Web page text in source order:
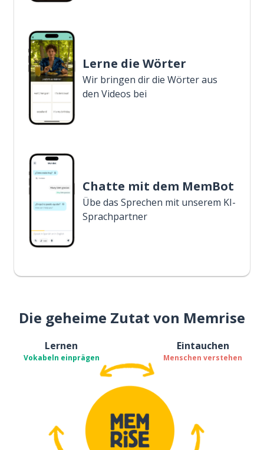
Lerne die Wörter
Wir bringen dir die Wörter aus
den Videos bei
Chatte mit dem MemBot
Übe das Sprechen mit unserem KI-
Sprachpartner
Die geheime Zutat von Memrise
Lernen
Vokabeln einprägen
Eintauchen
Menschen verstehen